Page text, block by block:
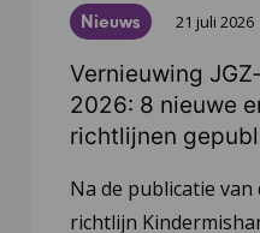
Nieuws 21 juli 2026
Vernieuwing
2026: 8 nieuwe
richtlijnen
Na de publicatie van
richtlijn